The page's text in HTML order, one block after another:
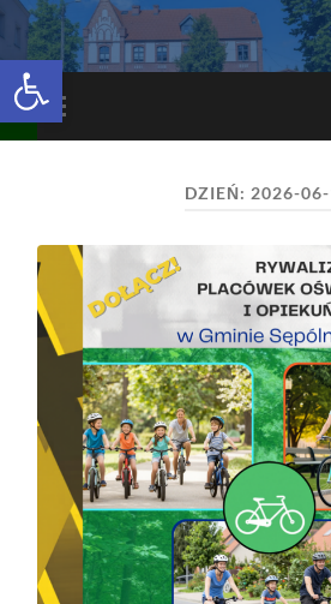
Open toolbar
Toggle
mobile
DZIEŃ: 2026-